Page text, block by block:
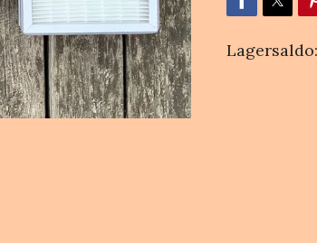
Lagersaldo: